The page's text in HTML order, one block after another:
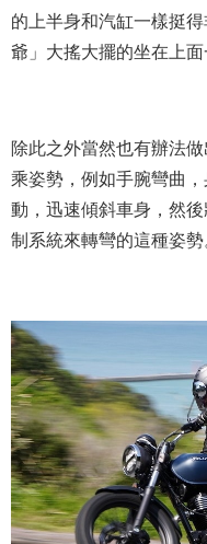
的上半身和汽缸一樣挺
爺」大搖大擺的坐在上面
除此之外當然也有辦法
乘姿勢，例如手腕彎曲
動，迅速傾斜車身，然
制系統來轉彎的這種姿勢